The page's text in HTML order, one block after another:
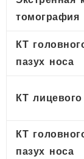
томография
КТ
пазух носа
КТ
КТ
пазух носа